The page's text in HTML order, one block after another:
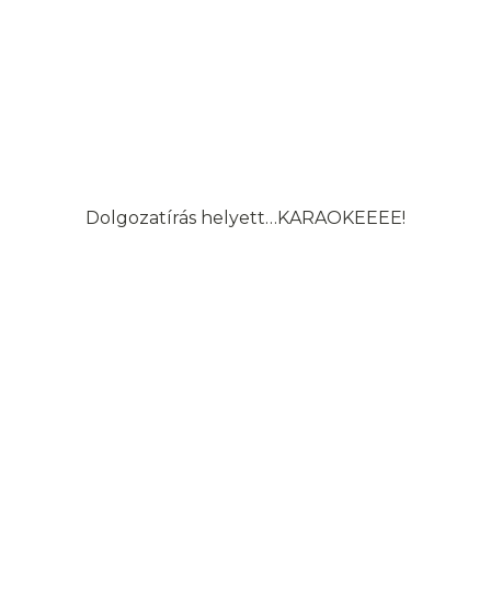
Dolgozatírás helyett…KARAOKEEEE!